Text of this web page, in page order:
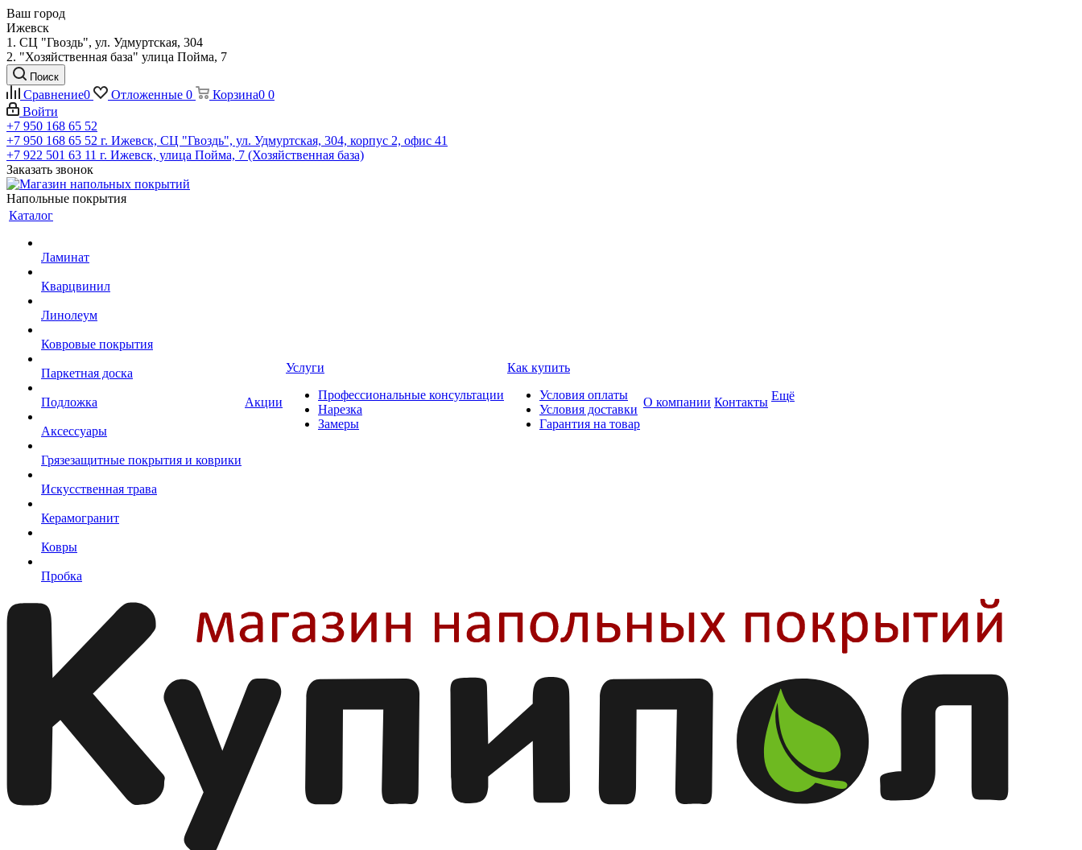
Ваш город
Ижевск
1. СЦ "Гвоздь", ул. Удмуртская, 304
2. "Хозяйственная база" улица Пойма, 7
Поиск
Сравнение0 Отложенные 0 Корзина0 0
Войти
+7 950 168 65 52
+7 950 168 65 52 г. Ижевск, СЦ "Гвоздь", ул. Удмуртская, 304, корпус 2, офис 41
+7 922 501 63 11 г. Ижевск, улица Пойма, 7 (Хозяйственная база)
Заказать звонок
Напольные покрытия
Каталог
Ламинат
Кварцвинил
Линолеум
Ковровые покрытия
Паркетная доска
Подложка
Аксессуары
Грязезащитные покрытия и коврики
Искусственная трава
Керамогранит
Ковры
Пробка
Акции
Услуги
Профессиональные консультации
Нарезка
Замеры
Как купить
Условия оплаты
Условия доставки
Гарантия на товар
О компании Контакты Ещё